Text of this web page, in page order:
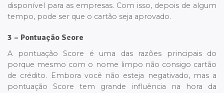
disponível para as empresas. Com isso, depois de algum
tempo, pode ser que o cartão seja aprovado.
3 – Pontuação Score
A pontuação Score é uma das razões principais do
porque mesmo com o nome limpo não consigo cartão
de crédito. Embora você não esteja negativado, mas a
pontuação Score tem grande influência na hora da